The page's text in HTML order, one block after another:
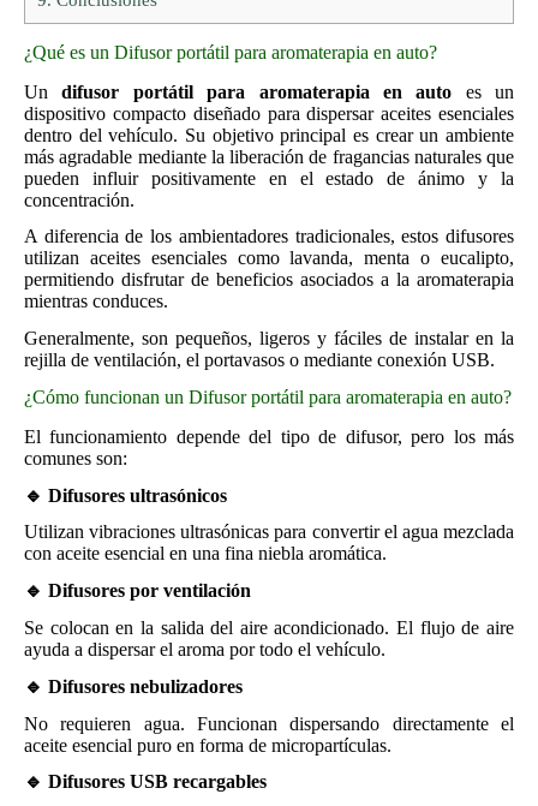
¿Qué es un Difusor portátil para aromaterapia en auto?
Undifusor portátil para aromaterapia en auto es un
dispositivo compacto diseñado para dispersar aceites esenciales
dentro del vehículo. Su objetivo principal es crear un ambiente
más agradable mediante la liberación de fragancias naturales que
pueden influir positivamente en el estado de ánimo y la
concentración.
A diferencia de los ambientadores tradicionales, estos difusores
utilizan aceites esenciales como lavanda, menta o eucalipto,
permitiendo disfrutar de beneficios asociados a la aromaterapia
mientras conduces.
Generalmente, son pequeños, ligeros y fáciles de instalar en la
rejilla de ventilación, el portavasos o mediante conexión USB.
¿Cómo funcionan un Difusor portátil para aromaterapia en auto?
El funcionamiento depende del tipo de difusor, pero los más
comunes son:
🔹 Difusores ultrasónicos
Utilizan vibraciones ultrasónicas para convertir el agua mezclada
con aceite esencial en una fina niebla aromática.
🔹 Difusores por ventilación
Se colocan en la salida del aire acondicionado. El flujo de aire
ayuda a dispersar el aroma por todo el vehículo.
🔹 Difusores nebulizadores
No requieren agua. Funcionan dispersando directamente el
aceite esencial puro en forma de micropartículas.
🔹 Difusores USB recargables